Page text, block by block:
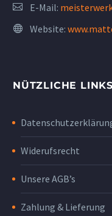
E-Mail:
Website:
NÜTZLICHE LINKS
Widerufsrecht
Unsere AGB’s
Zahlung & Lieferung